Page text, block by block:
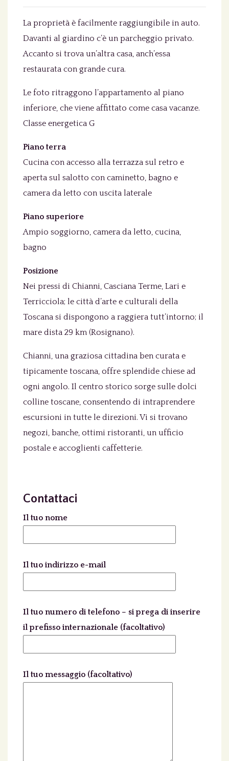
La proprietà è facilmente raggiungibile in auto.
Davanti al giardino c’è un parcheggio privato.
Accanto si trova un’altra casa, anch’essa
restaurata con grande cura.
Le foto ritraggono l’appartamento al piano
inferiore, che viene affittato come casa vacanze.
Classe energetica G
Piano terra
Cucina con accesso alla terrazza sul retro e
aperta sul salotto con caminetto, bagno e
camera da letto con uscita laterale
Piano superiore
Ampio soggiorno, camera da letto, cucina,
bagno
Posizione
Nei pressi di Chianni, Casciana Terme, Lari e
Terricciola; le città d’arte e culturali della
Toscana si dispongono a raggiera tutt’intorno; il
mare dista 29 km (Rosignano).
Chianni, una graziosa cittadina ben curata e
tipicamente toscana, offre splendide chiese ad
ogni angolo. Il centro storico sorge sulle dolci
colline toscane, consentendo di intraprendere
escursioni in tutte le direzioni. Vi si trovano
negozi, banche, ottimi ristoranti, un ufficio
postale e accoglienti caffetterie.
Contattaci
Il tuo nome
Il tuo indirizzo e-mail
Il tuo numero di telefono – si prega di inserire
il prefisso internazionale (facoltativo)
Il tuo messaggio (facoltativo)